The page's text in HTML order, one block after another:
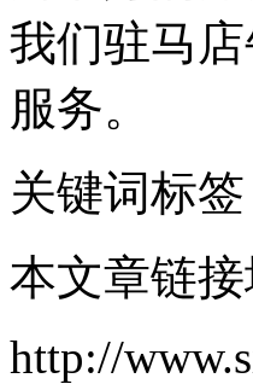
我们驻马
服务。
关键词标
本文章链
http://